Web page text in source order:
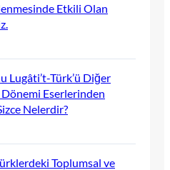
Etkili Olan
Lugâti’t-Türk’ü Diğer
Eserlerinden
Nelerdir?
Toplumsal ve